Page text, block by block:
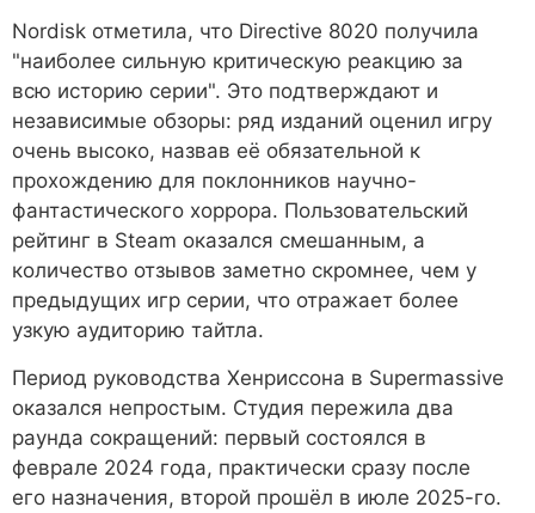
Nordisk отметила, что Directive 8020 получила
"наиболее сильную критическую реакцию за
всю историю серии". Это подтверждают и
независимые обзоры: ряд изданий оценил игру
очень высоко, назвав её обязательной к
прохождению для поклонников научно-
фантастического хоррора. Пользовательский
рейтинг в Steam оказался смешанным, а
количество отзывов заметно скромнее, чем у
предыдущих игр серии, что отражает более
узкую аудиторию тайтла.
Период руководства Хенриссона в Supermassive
оказался непростым. Студия пережила два
раунда сокращений: первый состоялся в
феврале 2024 года, практически сразу после
его назначения, второй прошёл в июле 2025-го.